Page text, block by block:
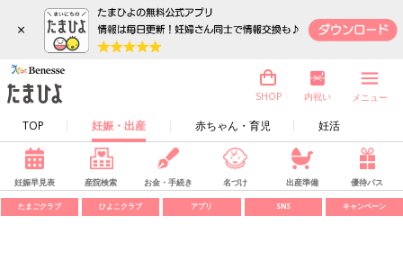
×
TOP 妊娠・出産 赤ちゃん・育児 妊活
SHOP 内祝い メニュー
妊娠早見表 産院検索 お金・手続き 名づけ 出産準備 優待パス
たまごクラブ ひよこクラブ アプリ SNS キャンペーン